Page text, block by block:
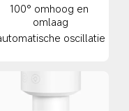
100° omhoog en
omlaag
oscillatie